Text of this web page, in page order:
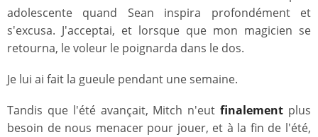
adolescente quand Sean inspira profondément et
s'excusa. J'acceptai, et lorsque que mon magicien se
retourna, le voleur le poignarda dans le dos.
Je lui ai fait la gueule pendant une semaine.
Tandis que l'été avançait, Mitch n'eutfinalement plus
besoin de nous menacer pour jouer, et à la fin de l'été,